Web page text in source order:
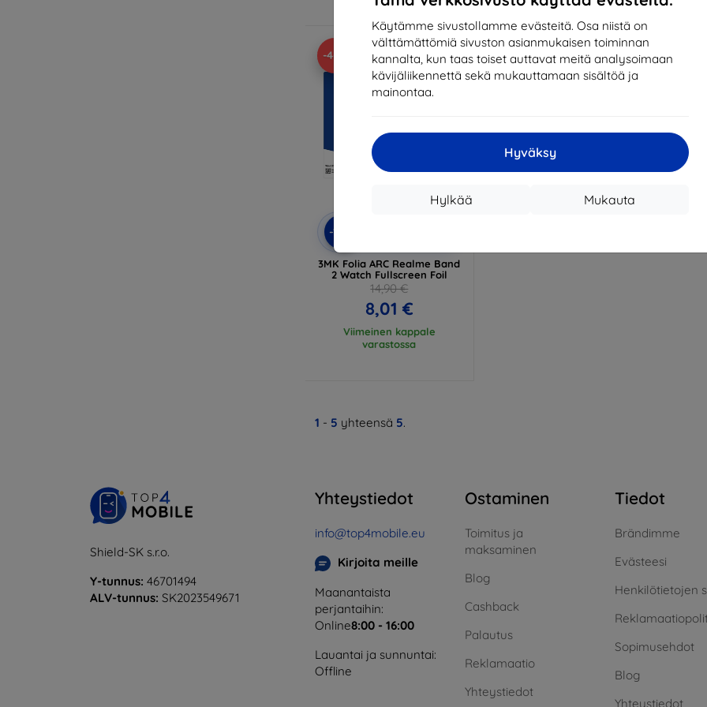
Käytämme sivustollamme evästeitä. Osa niistä on
välttämättömiä sivuston asianmukaisen toiminnan
kannalta, kun taas toiset auttavat meitä analysoimaan
kävijäliikennettä sekä mukauttamaan sisältöä ja
mainontaa.
Hyväksy
Mukauta
Hylkää
Varastossa > 5 kpl Varastossa > 5 kpl
-46%
-10%
3MK Folia ARC Realme Band
2 Watch Fullscreen Foil
14,90 €
8,01 €
Viimeinen kappale
varastossa
1 - 5 yhteensä 5.
Shield-SK s.r.o.
Y-tunnus: 46701494
ALV-tunnus: SK2023549671
Yhteystiedot
info@top4mobile.eu
Kirjoita meille
Maanantaista
perjantaihin:
Online8:00 - 16:00
Lauantai ja sunnuntai:
Offline
Ostaminen
Toimitus ja
maksaminen
Blog
Cashback
Palautus
Reklamaatio
Yhteystiedot
Tiedot
Brändimme
Evästeesi
Henkilötietojen
Sopimusehdot
Blog
Yhteystiedot